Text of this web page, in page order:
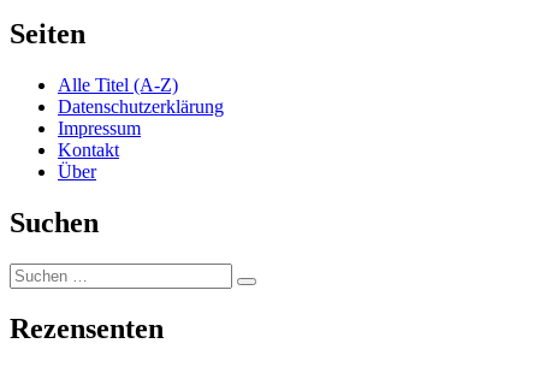
Seiten
Alle Titel (A-Z)
Datenschutzerklärung
Impressum
Kontakt
Über
Suchen
Suchen
nach:
Suchen
Rezensenten